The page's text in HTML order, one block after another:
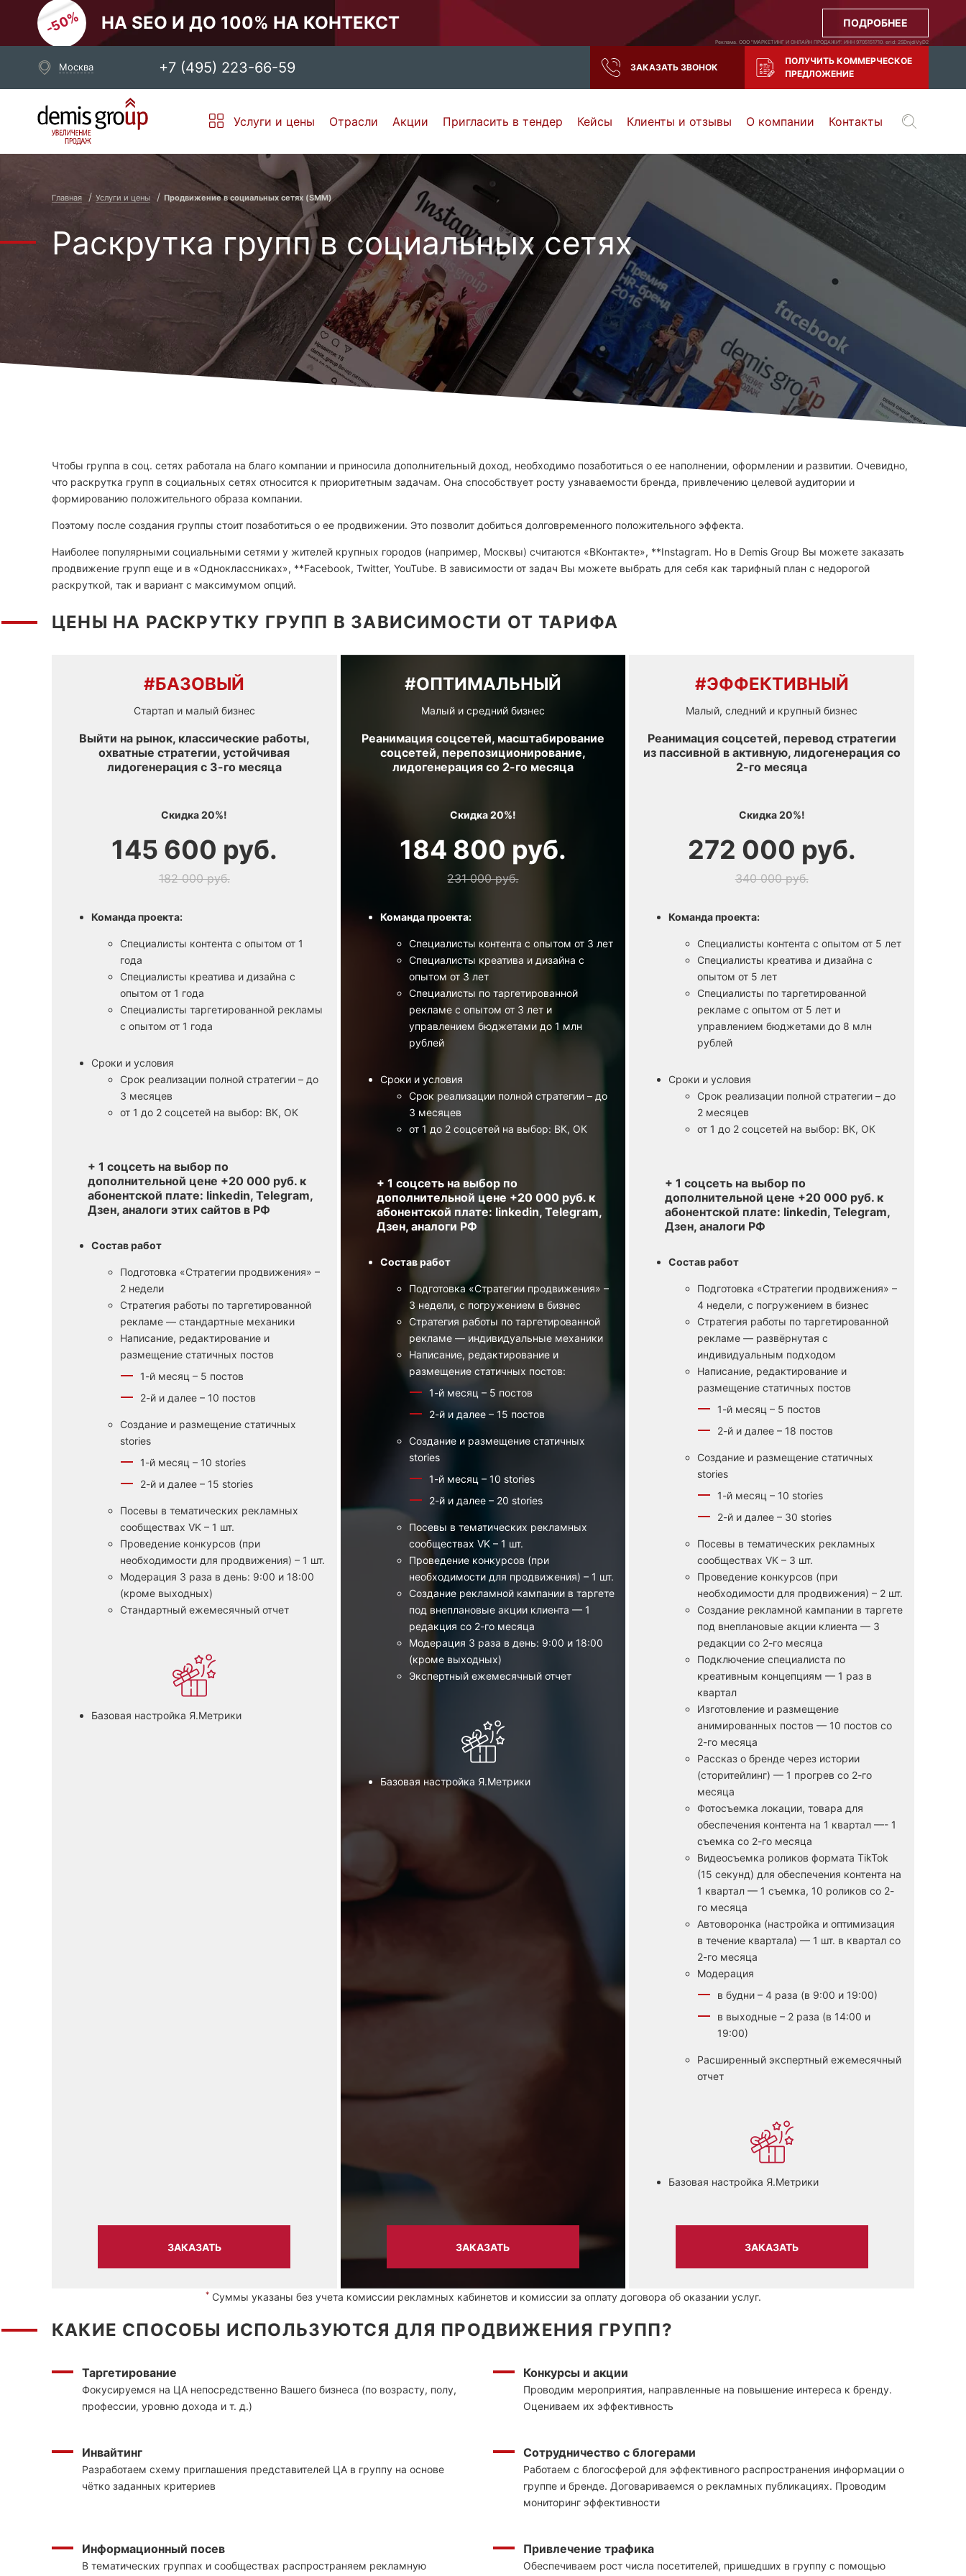
НА SEO И ДО 100% НА КОНТЕКСТ ПОДРОБНЕЕ
Реклама. ООО "МАРКЕТИНГ И ОНЛАЙН ПРОДАЖИ". ИНН 9705151710. erid: 2SDnjdiVyD2
Москва +7 (495) 223-66-59 ЗАКАЗАТЬ ЗВОНОК
ПОЛУЧИТЬ КОММЕРЧЕСКОЕ
ПРЕДЛОЖЕНИЕ
Выберите свой город
Санкт-Петербург Нижний Новгород Воронеж Тула
Екатеринбург Самара Ростов-на-Дону и все регионы РФ
Услуги и цены Отрасли Акции Пригласить в тендер Кейсы Клиенты и отзывы О компании Контакты
Главная Услуги и цены Продвижение в cоциальных сетях (SMM)
Раскрутка групп в социальных сетях
Чтобы группа в соц. сетях работала на благо компании и приносила дополнительный доход, необходимо позаботиться о ее наполнении, оформлении и развитии. Очевидно,
что раскрутка групп в социальных сетях относится к приоритетным задачам. Она способствует росту узнаваемости бренда, привлечению целевой аудитории и
формированию положительного образа компании.
Поэтому после создания группы стоит позаботиться о ее продвижении. Это позволит добиться долговременного положительного эффекта.
Наиболее популярными социальными сетями у жителей крупных городов (например, Москвы) считаются «ВКонтакте», **Instagram. Но в Demis Group Вы можете заказать
продвижение групп еще и в «Одноклассниках», **Facebook, Twitter, YouTube. В зависимости от задач Вы можете выбрать для себя как тарифный план с недорогой
раскруткой, так и вариант с максимумом опций.
ЦЕНЫ НА РАСКРУТКУ ГРУПП В ЗАВИСИМОСТИ ОТ ТАРИФА
#БАЗОВЫЙ
Стартап и малый бизнес
Выйти на рынок, классические работы,
охватные стратегии, устойчивая
лидогенерация с 3-го месяца
Скидка 20%!
145 600 руб.
182 000 руб.
Команда проекта:
Специалисты контента с опытом от 1
года
Специалисты креатива и дизайна с
опытом от 1 года
Специалисты таргетированной рекламы
с опытом от 1 года
Сроки и условия
Срок реализации полной стратегии – до
3 месяцев
от 1 до 2 соцсетей на выбор: ВК, ОК
+ 1 соцсеть на выбор по
дополнительной цене +20 000 руб. к
абонентской плате: linkedin, Telegram,
Дзен, аналоги этих сайтов в РФ
Состав работ
Подготовка «Стратегии продвижения» –
2 недели
Стратегия работы по таргетированной
рекламе — стандартные механики
Написание, редактирование и
размещение статичных постов
1-й месяц – 5 постов
2-й и далее – 10 постов
Создание и размещение статичных
stories
1-й месяц – 10 stories
2-й и далее – 15 stories
Посевы в тематических рекламных
сообществах VK – 1 шт.
Проведение конкурсов (при
необходимости для продвижения) – 1 шт.
Модерация 3 раза в день: 9:00 и 18:00
(кроме выходных)
Стандартный ежемесячный отчет
Базовая настройка Я.Метрики
ЗАКАЗАТЬ
#ОПТИМАЛЬНЫЙ
Малый и средний бизнес
Реанимация соцсетей, масштабирование
соцсетей, перепозиционирование,
лидогенерация со 2-го месяца
Скидка 20%!
184 800 руб.
231 000 руб.
Команда проекта:
Специалисты контента с опытом от 3 лет
Специалисты креатива и дизайна с
опытом от 3 лет
Специалисты по таргетированной
рекламе с опытом от 3 лет и
управлением бюджетами до 1 млн
рублей
Сроки и условия
Срок реализации полной стратегии – до
3 месяцев
от 1 до 2 соцсетей на выбор: ВК, ОК
+ 1 соцсеть на выбор по
дополнительной цене +20 000 руб. к
абонентской плате: linkedin, Telegram,
Дзен, аналоги РФ
Состав работ
Подготовка «Стратегии продвижения» –
3 недели, с погружением в бизнес
Стратегия работы по таргетированной
рекламе — индивидуальные механики
Написание, редактирование и
размещение статичных постов:
1-й месяц – 5 постов
2-й и далее – 15 постов
Создание и размещение статичных
stories
1-й месяц – 10 stories
2-й и далее – 20 stories
Посевы в тематических рекламных
сообществах VK – 1 шт.
Проведение конкурсов (при
необходимости для продвижения) – 1 шт.
Создание рекламной кампании в таргете
под внеплановые акции клиента — 1
редакция со 2-го месяца
Модерация 3 раза в день: 9:00 и 18:00
(кроме выходных)
Экспертный ежемесячный отчет
Базовая настройка Я.Метрики
ЗАКАЗАТЬ
#ЭФФЕКТИВНЫЙ
Малый, следний и крупный бизнес
Реанимация соцсетей, перевод стратегии
из пассивной в активную, лидогенерация со
2-го месяца
Скидка 20%!
272 000 руб.
340 000 руб.
Команда проекта:
Специалисты контента с опытом от 5 лет
Специалисты креатива и дизайна с
опытом от 5 лет
Специалисты по таргетированной
рекламе с опытом от 5 лет и
управлением бюджетами до 8 млн
рублей
Сроки и условия
Срок реализации полной стратегии – до
2 месяцев
от 1 до 2 соцсетей на выбор: ВК, ОК
+ 1 соцсеть на выбор по
дополнительной цене +20 000 руб. к
абонентской плате: linkedin, Telegram,
Дзен, аналоги РФ
Состав работ
Подготовка «Стратегии продвижения» –
4 недели, с погружением в бизнес
Стратегия работы по таргетированной
рекламе — развёрнутая с
индивидуальным подходом
Написание, редактирование и
размещение статичных постов
1-й месяц – 5 постов
2-й и далее – 18 постов
Создание и размещение статичных
stories
1-й месяц – 10 stories
2-й и далее – 30 stories
Посевы в тематических рекламных
сообществах VK – 3 шт.
Проведение конкурсов (при
необходимости для продвижения) – 2 шт.
Создание рекламной кампании в таргете
под внеплановые акции клиента — 3
редакции со 2-го месяца
Подключение специалиста по
креативным концепциям — 1 раз в
квартал
Изготовление и размещение
анимированных постов — 10 постов со
2-го месяца
Рассказ о бренде через истории
(сторитейлинг) — 1 прогрев со 2-го
месяца
Фотосъемка локации, товара для
обеспечения контента на 1 квартал —- 1
съемка со 2-го месяца
Видеосъемка роликов формата TikTok
(15 секунд) для обеспечения контента на
1 квартал — 1 съемка, 10 роликов со 2-
го месяца
Автоворонка (настройка и оптимизация
в течение квартала) — 1 шт. в квартал со
2-го месяца
Модерация
в будни – 4 раза (в 9:00 и 19:00)
в выходные – 2 раза (в 14:00 и
19:00)
Расширенный экспертный ежемесячный
отчет
Базовая настройка Я.Метрики
ЗАКАЗАТЬ
*Суммы указаны без учета комиссии рекламных кабинетов и комиссии за оплату договора об оказании услуг.
КАКИЕ СПОСОБЫ ИСПОЛЬЗУЮТСЯ ДЛЯ ПРОДВИЖЕНИЯ ГРУПП?
Таргетирование
Фокусируемся на ЦА непосредственно Вашего бизнеса (по возрасту, полу,
профессии, уровню дохода и т. д.)
Конкурсы и акции
Проводим мероприятия, направленные на повышение интереса к бренду.
Оцениваем их эффективность
Инвайтинг
Разработаем схему приглашения представителей ЦА в группу на основе
чётко заданных критериев
Сотрудничество с блогерами
Работаем с блогосферой для эффективного распространения информации о
группе и бренде. Договариваемся о рекламных публикациях. Проводим
мониторинг эффективности
Информационный посев
В тематических группах и сообществах распространяем рекламную
Привлечение трафика
Обеспечиваем рост числа посетителей, пришедших в группу с помощью